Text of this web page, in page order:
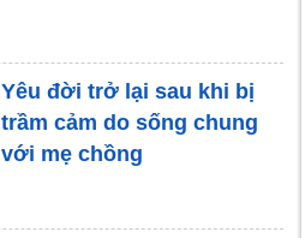
Yêu đời trở lại sau khi bị
trầm cảm do sống chung
với mẹ chồng